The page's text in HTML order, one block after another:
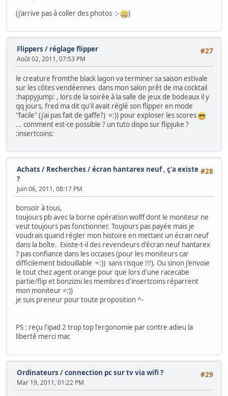
(j'arrive pas à coller des photos :-
)
#27
Flippers / réglage flipper
Août 02, 2011, 07:53 PM
le creature fromthe black lagon va terminer sa saison estivale
sur les côtes vendéennes dans mon salon prêt de ma cocktail
:happyjump: , lors de la soirée à la salle de jeux de bodeaux il y
qq jours, fred ma dit qu'il avait réglé son flipper en mode
"facile" (j'ai pas fait de gaffe?) =:)) pour exploser les scores
... comment est-ce possible ? un tuto dispo sur flipjuke ?
:insertcoins:
#28
Achats / Recherches /écran hantarex neuf , ç'a existe
?
Juin 06, 2011, 08:17 PM
bonsoir à tous,
toujours pb avec la borne opération wolff dont le moniteur ne
veut toujours pas fonctionner. Toujours pas payée mais je
voudrais quand régler mon histoire en mettant un écran neuf
dans la boîte. Existe-t-il des revendeurs d'écran neuf hantarex
? pas confiance dans les occases (pour les moniteurs car
difficilement bidouillable =:)) sans risque !!!). Ou sinon j'envoie
le tout chez agent orange pour que lors d'une racecabe
partie/flip et bonzizni les membres d'insertcoins réparrent
mon moniteur =:))
je suis preneur pour toute proposition ^-
PS : reçu l'ipad 2 trop top l'ergonomie par contre adieu la
liberté merci mac
#29
Ordinateurs /connection pc sur tv via wifi ?
Mar 19, 2011, 01:22 PM